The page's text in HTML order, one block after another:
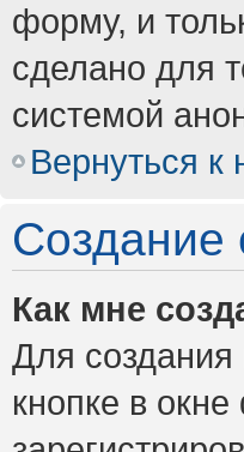
форму, и
сделано для
системой
Вернуться к
Создание
Как мне
Для
кнопке в